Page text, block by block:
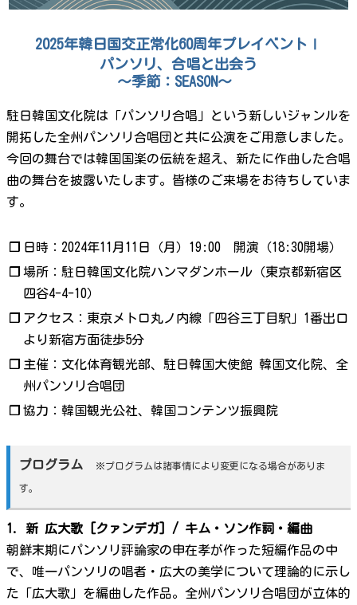
2025年韓日国交正常化60周年プレイベントⅠ
パンソリ、合唱と出会う
～季節：SEASON～
駐日韓国文化院は「パンソリ合唱」という新しいジャンルを
開拓した全州パンソリ合唱団と共に公演をご用意しました。
今回の舞台では韓国国楽の伝統を超え、新たに作曲した合唱
曲の舞台を披露いたします。皆様のご来場をお待ちしていま
す。
❐ 日時：2024年11月11日（月）19:00 開演（18:30開場）
❐ 場所：駐日韓国文化院ハンマダンホール（東京都新宿区
四谷4-4-10）
❐ アクセス：東京メトロ丸ノ内線「四谷三丁目駅」1番出口
より新宿方面徒歩5分
❐ 主催：文化体育観光部、駐日韓国大使館 韓国文化院、全
州パンソリ合唱団
❐ 協力：韓国観光公社、韓国コンテンツ振興院
プログラム ※プログラムは諸事情により変更になる場合がありま
す。
1. 新 広大歌 [クァンデガ] / キム・ソン作詞・編曲
朝鮮末期にパンソリ評論家の申在孝が作った短編作品の中
で、唯一パンソリの唱者・広大の美学について理論的に示し
た「広大歌」を編曲した作品。全州パンソリ合唱団が立体的